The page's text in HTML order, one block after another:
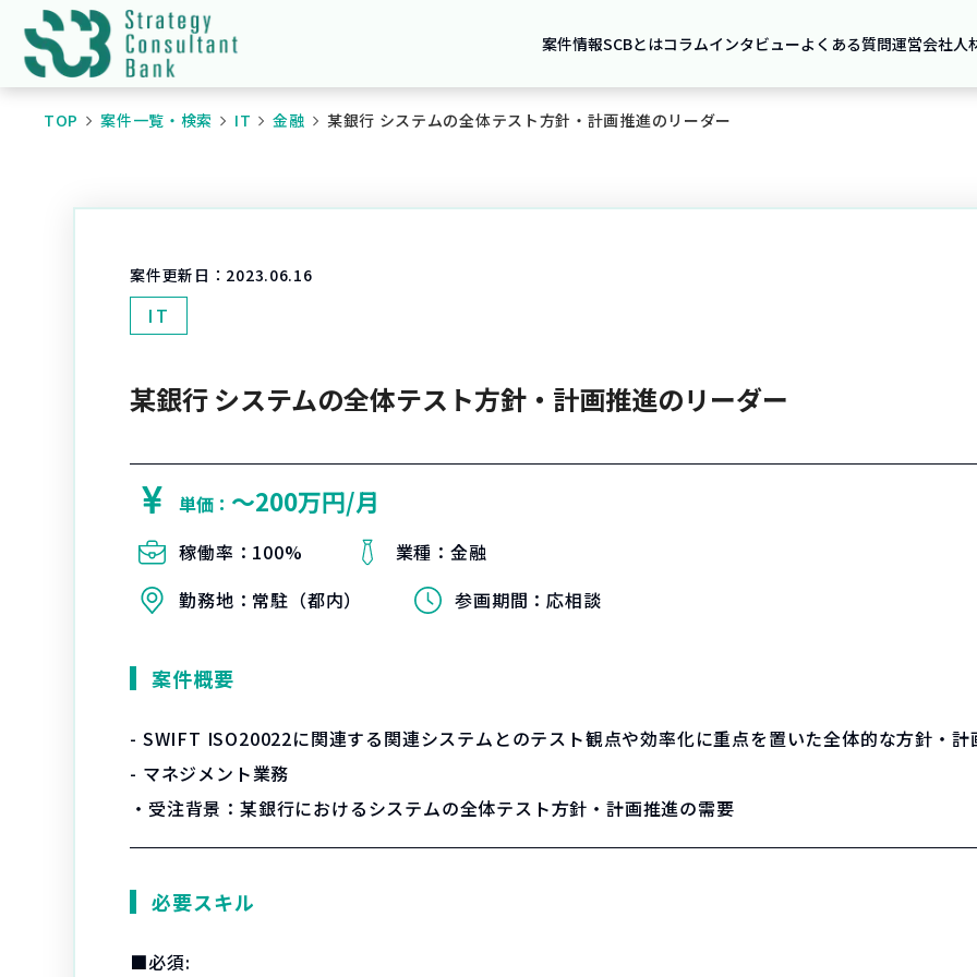
案件情報SCBとはコラムインタビューよくある質問運営会社人
TOP 案件一覧・検索 IT 金融 某銀行 システムの全体テスト方針・計画推進のリーダー
案件更新日： 2023.06.16
IT
某銀行 システムの全体テスト方針・計画推進のリーダー
単価： 〜200万円/月
稼働率： 100% 業種：金融
勤務地： 常駐（都内） 参画期間：応相談
案件概要
- SWIFT ISO20022に関連する関連システムとのテスト観点や効率化に重点を置いた全体的な方針・計
- マネジメント業務
・受注背景：某銀行におけるシステムの全体テスト方針・計画推進の需要
必要スキル
■必須: